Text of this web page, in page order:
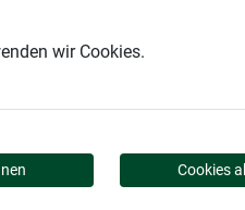
wir Cookies.
Cookies